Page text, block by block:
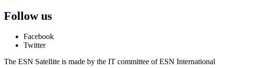
Follow us
Facebook
Twitter
The ESN Satellite is made by the IT committee of ESN International